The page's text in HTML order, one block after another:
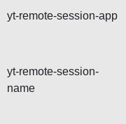
yt-remote-session-app
yt-remote-session-
name